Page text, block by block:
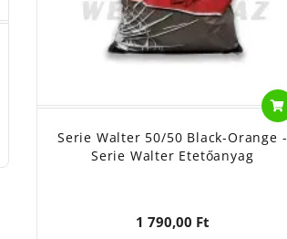
Serie Walter 50/50 Black-Orange -
Serie Walter Etetőanyag
1 790,00 Ft